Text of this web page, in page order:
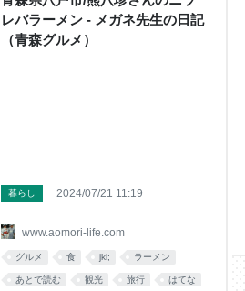
レバラーメン - メガネ先生の日記
（青森グルメ）
www.aomori-life.com
暮らし 2024/07/21 11:19
グルメ 食 jkl; ラーメン
あとで読む 観光 旅行 はてな